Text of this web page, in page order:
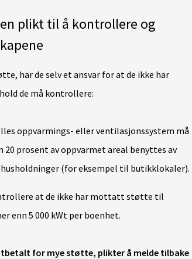
plikt til å kontrollere og
har de selv et ansvar for at de ikke har
de må kontrollere:
oppvarmings- eller ventilasjonssystem må
prosent av oppvarmet areal benyttes av
(for eksempel til butikklokaler).
at de ikke har mottatt støtte til
enn 5 000 kWt per boenhet.
for mye støtte, plikter å melde tilbake